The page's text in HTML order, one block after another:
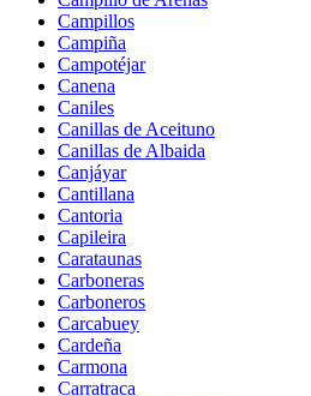
Campillos
Campiña
Campotéjar
Canena
Caniles
Canillas de Aceituno
Canillas de Albaida
Canjáyar
Cantillana
Cantoria
Capileira
Carataunas
Carboneras
Carboneros
Carcabuey
Cardeña
Carmona
Carratraca